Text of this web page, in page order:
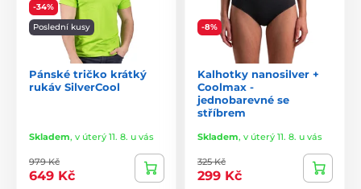
-34%
Poslední kusy
Pánské tričko krátký
rukáv SilverCool
Skladem, v úterý 11. 8. u vás
979 Kč
649 Kč
-8%
Kalhotky nanosilver +
Coolmax -
jednobarevné se
stříbrem
Skladem, v úterý 11. 8. u vás
325 Kč
299 Kč